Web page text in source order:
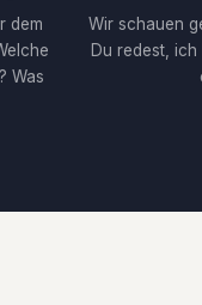
dem
Was
Wir schauen
Du redest,